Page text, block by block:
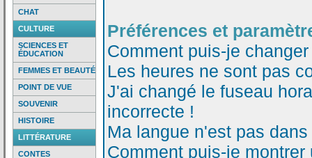
CHAT
CULTURE
SCIENCES ET
ÉDUCATION
FEMMES ET BEAUTÉ
POINT DE VUE
SOUVENIR
HISTOIRE
LITTÉRATURE
CONTES
Préférences et
Comment puis-je
Les heures ne sont pas
J'ai changé le fuseau
incorrecte !
Ma langue n'est pas
Comment puis-je